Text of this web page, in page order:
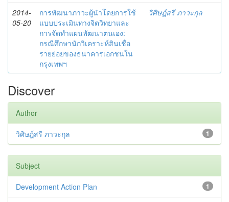
2014-
05-20
การพัฒนาภาวะผู้นำโดยการใช้
แบบประเมินทางจิตวิทยาและ
การจัดทำแผนพัฒนาตนเอง:
กรณีศึกษานักวิเคราะห์สินเชื่อ
รายย่อยของธนาคารเอกชนใน
กรุงเทพฯ
วิศิษฎ์สรี ภาวะกุล
Discover
Author
1
วิศิษฎ์สรี ภาวะกุล
Subject
1
Development Action Plan